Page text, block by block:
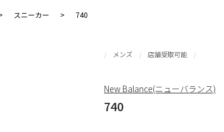
スニーカー > 740
メンズ 店舗受取可能
740
New Balance(ニューバランス)